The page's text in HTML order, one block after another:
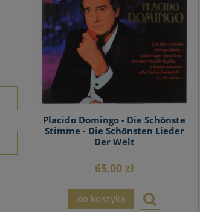
Placido Domingo - Die Schönste
Stimme - Die Schönsten Lieder
Der Welt
65,00 zł
do koszyka